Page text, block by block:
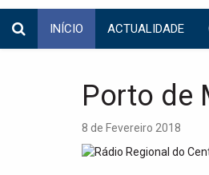
INÍCIO ACTUALIDADE
Porto de
8 de Fevereiro 2018